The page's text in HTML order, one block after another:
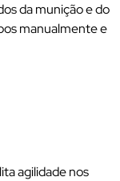
da munição e do
manualmente e
agilidade nos